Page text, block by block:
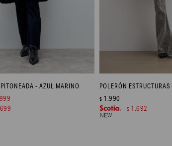
- AZUL MARINO POLERÓN
$ 1.990
$ 1.692